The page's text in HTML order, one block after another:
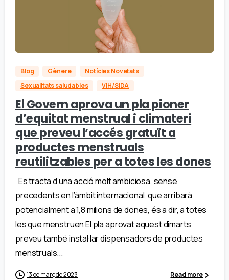
Blog Gènere
Notícies Novetats
Sexualitats saludables
VIH/SIDA
El Govern aprova un pla pioner
d’equitat menstrual i climateri
que preveu l’accés gratuït a
productes menstruals
reutilitzables per a totes les dones
Es tracta d’una acció molt ambiciosa, sense
precedents en l’àmbit internacional, que arribarà
potencialment a 1,8 milions de dones, és a dir, a totes
les que menstruen El pla aprovat aquest dimarts
preveu també instal·lar dispensadors de productes
menstruals...
13 de març de 2023 Read more